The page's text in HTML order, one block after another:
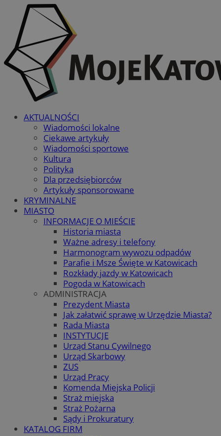
AKTUALNOŚCI
Wiadomości lokalne
Ciekawe artykuły
Wiadomości sportowe
Kultura
Polityka
Dla przedsiębiorców
Artykuły sponsorowane
KRYMINALNE
MIASTO
INFORMACJE O MIEŚCIE
Historia miasta
Ważne adresy i telefony
Harmonogram wywozu odpadów
Parafie i Msze Święte w Katowicach
Rozkłady jazdy w Katowicach
Pogoda w Katowicach
ADMINISTRACJA
Prezydent Miasta
Jak załatwić sprawę w Urzędzie Miasta?
Rada Miasta
INSTYTUCJE
Urząd Stanu Cywilnego
Urząd Skarbowy
ZUS
Urząd Pracy
Komenda Miejska Policji
Straż miejska
Straż Pożarna
Sądy i Prokuratury
KATALOG FIRM